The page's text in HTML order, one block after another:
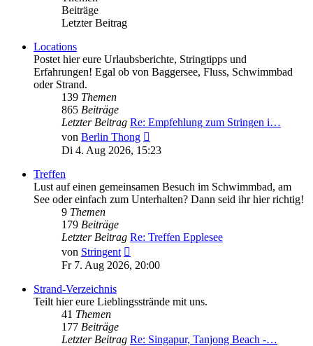
Beiträge
Letzter Beitrag
Locations
Postet hier eure Urlaubsberichte, Stringtipps und
Erfahrungen! Egal ob von Baggersee, Fluss, Schwimmbad
oder Strand.
139 Themen
865 Beiträge
Letzter Beitrag Re: Empfehlung zum Stringen i…
von Berlin Thong
Beitrag
Di 4. Aug 2026, 15:23
Treffen
Lust auf einen gemeinsamen Besuch im Schwimmbad, am
See oder einfach zum Unterhalten? Dann seid ihr hier richtig!
9 Themen
179 Beiträge
Letzter Beitrag Re: Treffen Epplesee
von Stringent
Beitrag
Fr 7. Aug 2026, 20:00
Strand-Verzeichnis
Teilt hier eure Lieblingsstrände mit uns.
41 Themen
177 Beiträge
Letzter Beitrag Re: Singapur, Tanjong Beach -…